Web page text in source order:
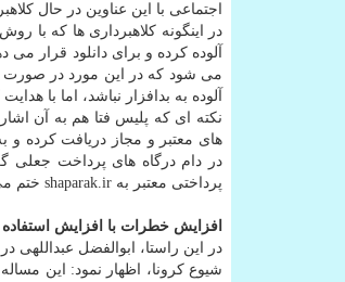
اجتماعی با این عناوین در حال
در اینگونه کلاهبرداری ها که
آلوده کرده و برای دانلود قرار
می شود که در این مورد در صورت
آلوده به بدافزار نباشد، اما با
نکته ای که پلیس فتا هم به آن
های معتبر و مجاز دریافت کرده و
در دام درگاه های پرداخت جعلی
پرداختی معتبر به shaparak.ir ختم می شود.
افزایش خطرات با افزایش استفاده
در این راستا، ابوالفضل
شیوع کرونا، اظهار نمود: این